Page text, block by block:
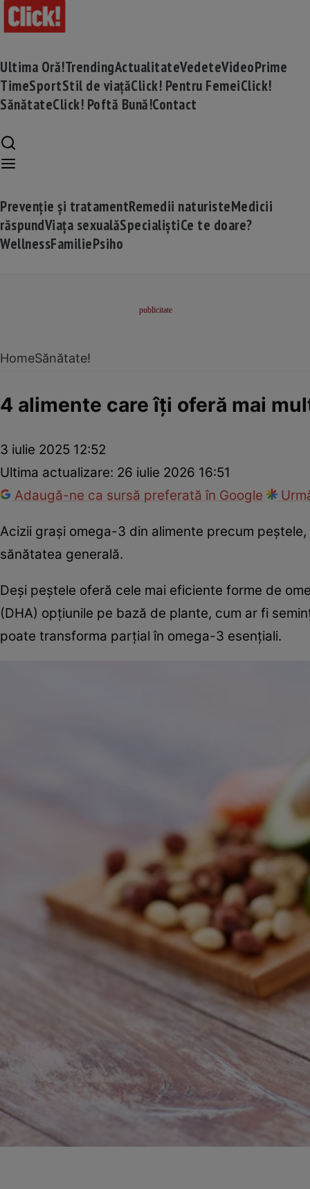
Ultima Oră!TrendingActualitateVedeteVideoPrime
TimeSportStil de viațăClick! Pentru FemeiClick!
SănătateClick! Poftă Bună!Contact
Prevenție și tratamentRemedii naturisteMedicii
răspundViața sexualăSpecialiștiCe te doare?
WellnessFamiliePsiho
HomeSănătate!
4 alimente care îți oferă mai
3 iulie 2025 12:52
Ultima actualizare: 26 iulie 2026 16:51
Adaugă-ne ca sursă preferată în Google
Acizii grași omega-3 din alimente precum
sănătatea generală.
Deși peștele oferă cele mai eficiente forme de
(DHA) opțiunile pe bază de plante, cum ar fi
poate transforma parțial în omega-3 esențiali.